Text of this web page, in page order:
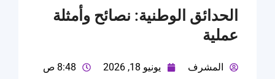
الحدائق الوطنية: نصائح وأمثلة
عملية
المشرف يونيو 18, 2026 8:48 ص